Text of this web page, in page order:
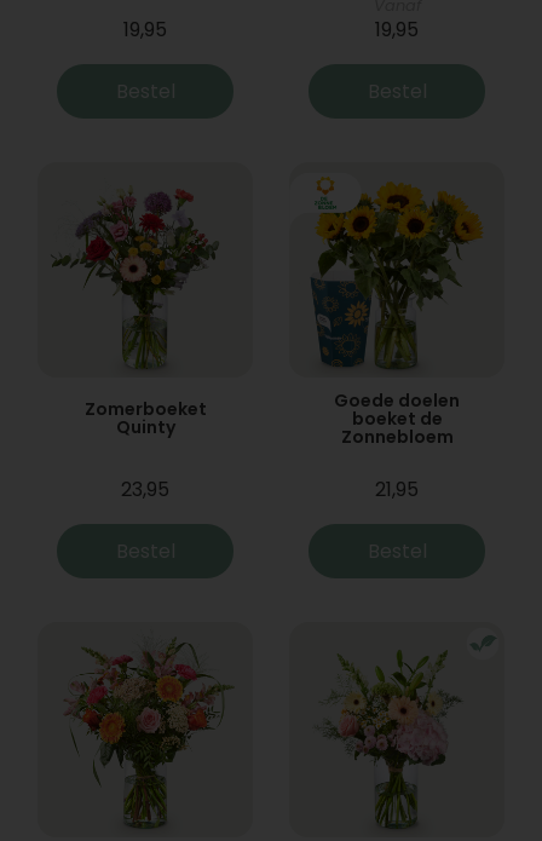
19,95
Bestel
19,95
Bestel
Zomerboeket
Quinty
23,95
Bestel
Goede doelen
boeket de
Zonnebloem
21,95
Bestel